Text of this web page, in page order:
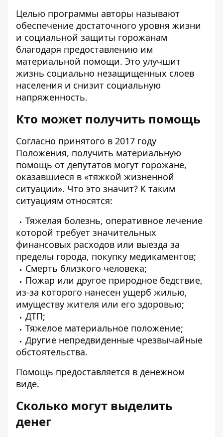
Целью программы авторы называют
обеспечение достаточного уровня жизни
и социальной защиты горожанам
благодаря предоставлению им
материальной помощи. Это улучшит
жизнь социально незащищенных слоев
населения и снизит социальную
напряженность.
Кто может получить помощь
Согласно принятого в 2017 году
Положения, получить материальную
помощь от депутатов могут горожане,
оказавшиеся в «тяжкой жизненной
ситуации». Что это значит? К таким
ситуациям относятся:
Тяжелая болезнь, оперативное лечение
которой требует значительных
финансовых расходов или выезда за
пределы города, покупку медикаментов;
Смерть близкого человека;
Пожар или другое природное бедствие,
из-за которого нанесен ущерб жилью,
имуществу жителя или его здоровью;
ДТП;
Тяжелое материальное положение;
Другие непредвиденные чрезвычайные
обстоятельства.
Помощь предоставляется в денежном
виде.
Сколько могут выделить
денег